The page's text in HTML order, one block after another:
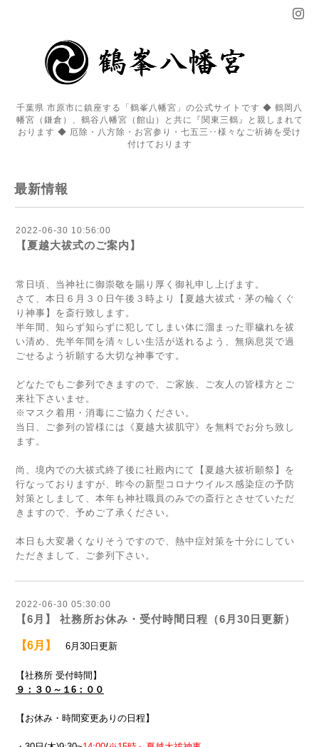
千葉県 市原市に鎮座する「鶴峯八幡宮」の公式サイトです ◆ 鶴岡八
幡宮（鎌倉）、鶴谷八幡宮（館山）と共に『関東三鶴』と親しまれて
おります ◆ 厄除・八方除・お宮参り・七五三‥様々なご祈祷を受け
付けております
最新情報
2022-06-30 10:56:00
【夏越大祓式のご案内】
常日頃、当神社に御崇敬を賜り厚く御礼申し上げます。
さて、本日６月３０日午後３時より【夏越大祓式・茅の輪くぐ
り神事】を斎行致します。
半年間、知らず知らずに犯してしまい体に溜まった罪穢れを祓
い清め、先半年間を清々しい生活が送れるよう、無病息災で過
ごせるよう祈願する大切な神事です。
どなたでもご参列できますので、ご家族、ご友人の皆様方とご
来社下さいませ。
※マスク着用・消毒にご協力ください。
当日、ご参列の皆様には《夏越大祓肌守》を無料でお分ち致し
ます。
尚、境内での大祓式終了後に社殿内にて【夏越大祓祈願祭】を
行なっておりますが、昨今の新型コロナウイルス感染症の予防
対策としまして、本年も神社職員のみでの斎行とさせていただ
きますので、予めご了承ください。
本日も大変暑くなりそうですので、熱中症対策を十分にしてい
ただきまして、ご参列下さい。
2022-06-30 05:30:00
【6月】 社務所お休み・受付時間日程（6月30日更新）
【6月】 6月30日更新
【社務所 受付時間】
９：３０～１6：００
【お休み・時間変更ありの日程】